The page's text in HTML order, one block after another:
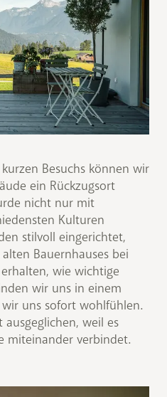
Besuchs können wir
ein Rückzugsort
nicht nur mit
Kulturen
stilvoll eingerichtet,
Bauernhauses bei
wie wichtige
wir uns in einem
uns sofort wohlfühlen.
ausgeglichen, weil es
miteinander verbindet.